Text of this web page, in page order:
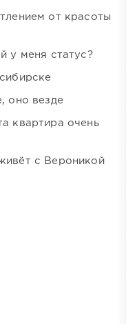
от красоты
у меня статус?
оно везде
квартира очень
с Вероникой